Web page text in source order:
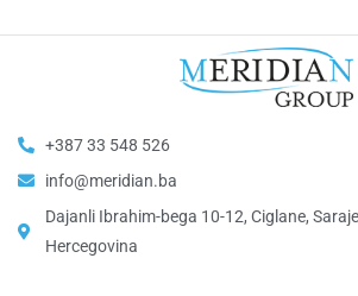
+387 33 548 526
info@meridian.ba
Dajanli Ibrahim-bega 10-12, Ciglane,
Hercegovina​